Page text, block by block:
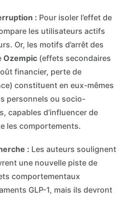
: Pour isoler l’effet de
les utilisateurs actifs
Or, les motifs d’arrêt des
Ozempic (effets secondaires
financier, perte de
constituent en eux-mêmes
personnels ou socio-
capables d’influencer de
les comportements.
: Les auteurs soulignent
une nouvelle piste de
comportementaux
GLP-1, mais ils devront